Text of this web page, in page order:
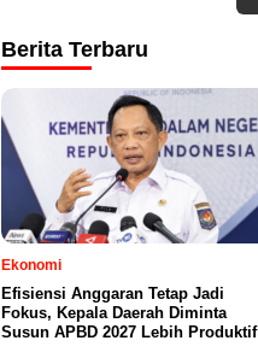
Berita Terbaru
Ekonomi
Efisiensi Anggaran Tetap Jadi
Fokus, Kepala Daerah Diminta
Susun APBD 2027 Lebih Produktif